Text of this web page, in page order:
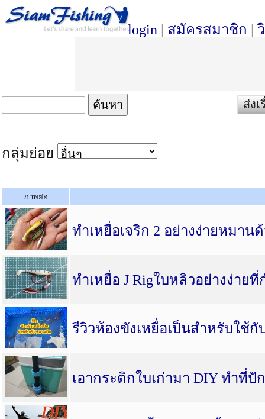
login | สมัครสมาชิก |
ส่งเ
กลุ่มย่อย
ภาพย่อ
ทำเหยื่อเจริก 2 อย่างง่ายหมาน
ทำเหยื่อ J Rigใบหลิวอย่างง่าย
รีวิวห้องขังเหยื่อเป็นสำหรับใช้กั
เอากระติกใบเก่ามา DIY ทำที่ปั